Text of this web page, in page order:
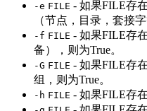
-e FILE - 如果FILE存
（节点，目录，套接
-f FILE - 如果FILE存
备），则为True。
-G FILE - 如果FILE存
组，则为True。
-h FILE - 如果FILE存